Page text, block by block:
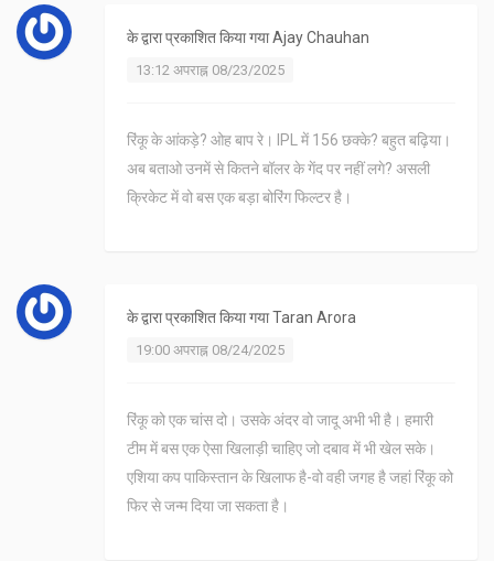
के द्वारा प्रकाशित किया गयाAjay Chauhan
13:12 अपराह्न 08/23/2025
रिंकू के आंकड़े? ओह बाप रे। IPL में 156 छक्के? बहुत बढ़िया।
अब बताओ उनमें से कितने बॉलर के गेंद पर नहीं लगे? असली
क्रिकेट में वो बस एक बड़ा बोरिंग फिल्टर है।
के द्वारा प्रकाशित किया गयाTaran Arora
19:00 अपराह्न 08/24/2025
रिंकू को एक चांस दो। उसके अंदर वो जादू अभी भी है। हमारी
टीम में बस एक ऐसा खिलाड़ी चाहिए जो दबाव में भी खेल सके।
एशिया कप पाकिस्तान के खिलाफ है-वो वही जगह है जहां रिंकू को
फिर से जन्म दिया जा सकता है।